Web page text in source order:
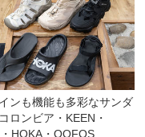
ンも機能も多彩なサンダ
ンビア・KEEN・
HOKA・OOFOS